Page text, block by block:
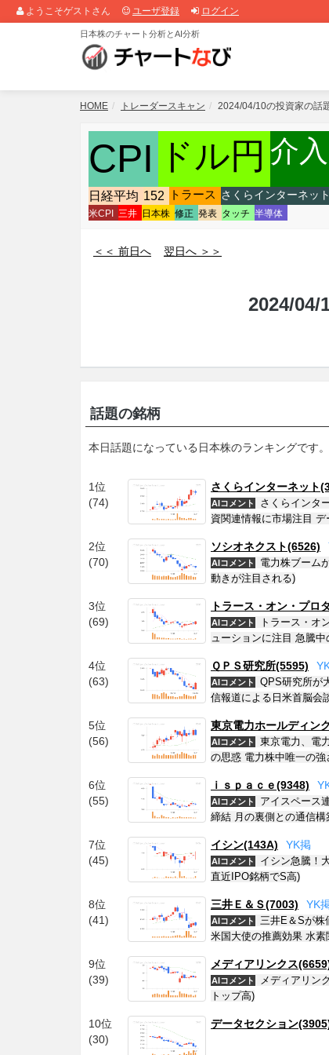
ようこそゲストさん ユーザ登録 ログイン
日本株のチャート分析とAI分析
HOME トレーダースキャン 2024/04/10の投資家の話
CPI ドル円 介入
日経平均 152 トラース さくらインターネット
米CPI
三井 日本株 修正 発表 タッチ 半導体
＜＜ 前日へ 翌日へ ＞＞
2024/04/
話題の銘柄
本日話題になっている日本株のランキングです。
1位
(74)
さくらインターネット
AIコメント
さくらインタ
資関連情報に市場注目
2位
(70)
ソシオネクスト(6526)
AIコメント
電力株ブーム
動きが注目される)
3位
(69)
トラース・オン・プロ
AIコメント
トラース・オ
ューションに注目 急騰
4位
(63)
ＱＰＳ研究所(5595) Y
AIコメント
QPS研究所が
信報道による日米首脳会
5位
(56)
東京電力ホールディン
AIコメント
東京電力、電
の思惑 電力株中唯一の
6位
(55)
ｉｓｐａｃｅ(9348) Y
AIコメント
アイスペース
締結 月の裏側との通信
7位
(45)
イシン(143A) YK掲
AIコメント
イシン急騰！
直近IPO銘柄でS高)
8位
(41)
三井Ｅ＆Ｓ(7003) YK
AIコメント
三井E＆Sが株
米国大使の推薦効果 水素
9位
(39)
メディアリンクス
AIコメント
メディアリン
トップ高)
10位
(30)
データセクション